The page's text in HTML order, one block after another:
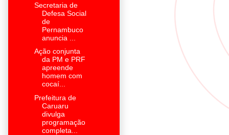
Secretaria de
Defesa Social
de
Pernambuco
anuncia ...
Ação conjunta
da PM e PRF
apreende
homem com
cocaí...
Prefeitura de
Caruaru
divulga
programação
completa...